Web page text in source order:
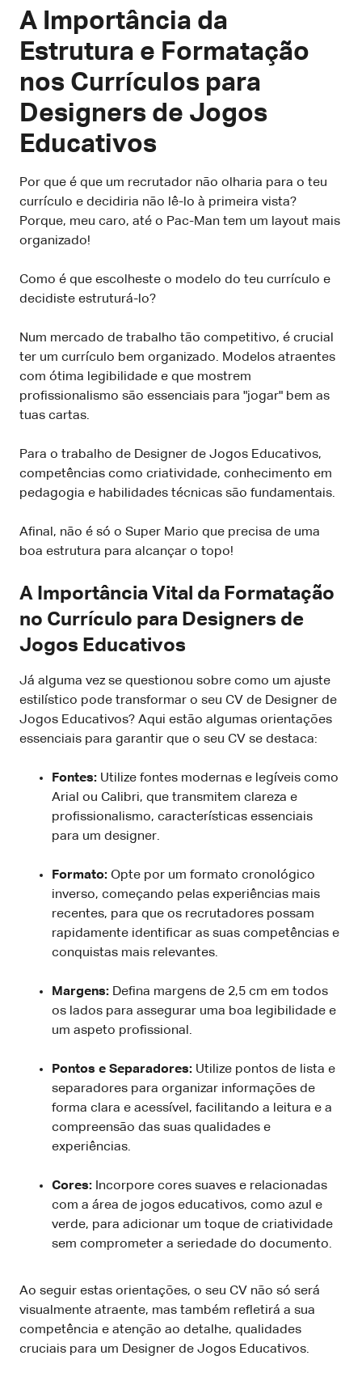
A Importância da
Estrutura e Formatação
nos Currículos para
Designers de Jogos
Educativos
Por que é que um recrutador não olharia para o teu
currículo e decidiria não lê-lo à primeira vista?
Porque, meu caro, até o Pac-Man tem um layout mais
organizado!
Como é que escolheste o modelo do teu currículo e
decidiste estruturá-lo?
Num mercado de trabalho tão competitivo, é crucial
ter um currículo bem organizado. Modelos atraentes
com ótima legibilidade e que mostrem
profissionalismo são essenciais para "jogar" bem as
tuas cartas.
Para o trabalho de Designer de Jogos Educativos,
competências como criatividade, conhecimento em
pedagogia e habilidades técnicas são fundamentais.
Afinal, não é só o Super Mario que precisa de uma
boa estrutura para alcançar o topo!
A Importância Vital da Formatação
no Currículo para Designers de
Jogos Educativos
Já alguma vez se questionou sobre como um ajuste
estilístico pode transformar o seu CV de Designer de
Jogos Educativos? Aqui estão algumas orientações
essenciais para garantir que o seu CV se destaca:
Fontes: Utilize fontes modernas e legíveis como
Arial ou Calibri, que transmitem clareza e
profissionalismo, características essenciais
para um designer.
Formato: Opte por um formato cronológico
inverso, começando pelas experiências mais
recentes, para que os recrutadores possam
rapidamente identificar as suas competências e
conquistas mais relevantes.
Margens: Defina margens de 2,5 cm em todos
os lados para assegurar uma boa legibilidade e
um aspeto profissional.
Pontos e Separadores: Utilize pontos de lista e
separadores para organizar informações de
forma clara e acessível, facilitando a leitura e a
compreensão das suas qualidades e
experiências.
Cores: Incorpore cores suaves e relacionadas
com a área de jogos educativos, como azul e
verde, para adicionar um toque de criatividade
sem comprometer a seriedade do documento.
Ao seguir estas orientações, o seu CV não só será
visualmente atraente, mas também refletirá a sua
competência e atenção ao detalhe, qualidades
cruciais para um Designer de Jogos Educativos.